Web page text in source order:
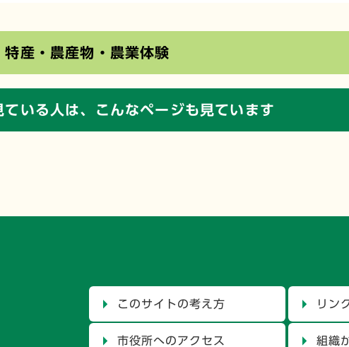
特産・農産物・農業体験
いる人は、 こんなページも見ています
このサイトの考え方 リン
市役所へのアクセス 組織